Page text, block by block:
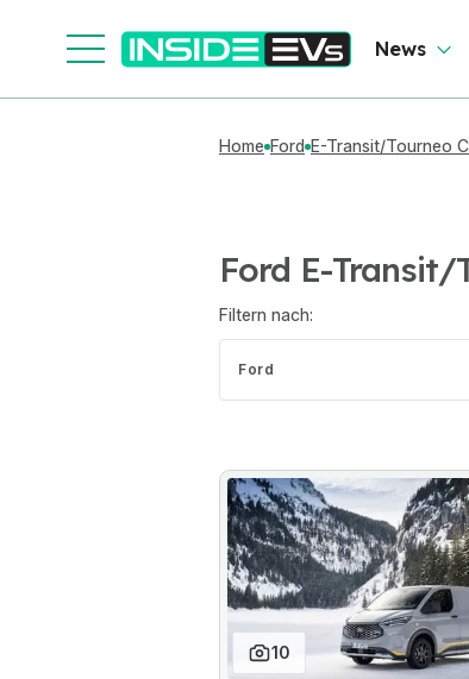
News
Home Ford E-Transit/Tourneo
Ford E-Transit/
Filtern nach:
Ford
10